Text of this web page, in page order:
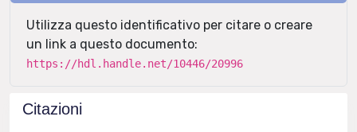
Utilizza questo identificativo per citare o creare
un link a questo documento:
https://hdl.handle.net/10446/20996
Citazioni